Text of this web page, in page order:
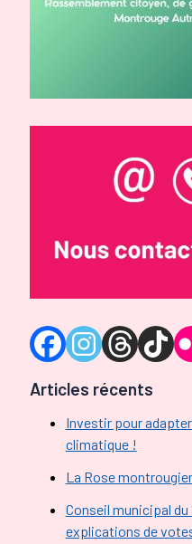
Articles récents
Investir pour
climatique !
La Rose
Conseil municipal du
explications de